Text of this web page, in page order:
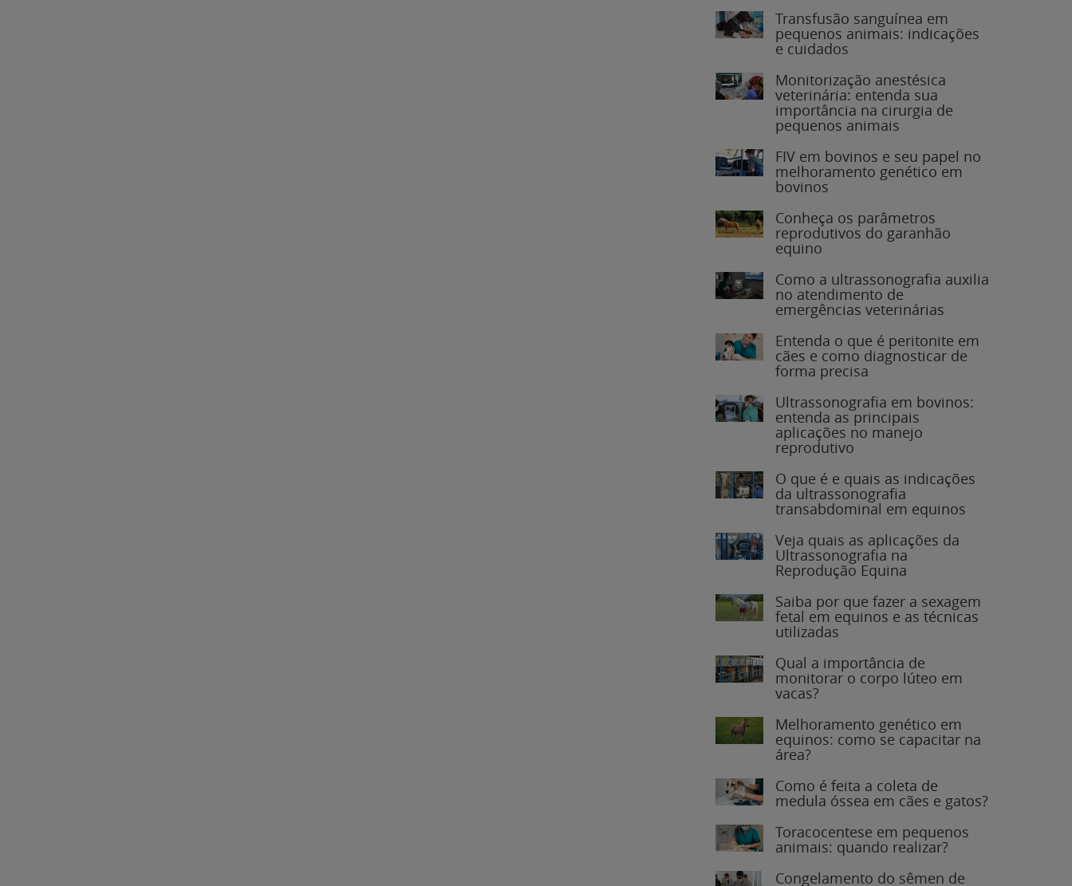
Transfusão sanguínea em
pequenos animais: indicações
e cuidados
Monitorização anestésica
veterinária: entenda sua
importância na cirurgia de
pequenos animais
FIV em bovinos e seu papel no
melhoramento genético em
bovinos
Conheça os parâmetros
reprodutivos do garanhão
equino
Como a ultrassonografia auxilia
no atendimento de
emergências veterinárias
Entenda o que é peritonite em
cães e como diagnosticar de
forma precisa
Ultrassonografia em bovinos:
entenda as principais
aplicações no manejo
reprodutivo
O que é e quais as indicações
da ultrassonografia
transabdominal em equinos
Veja quais as aplicações da
Ultrassonografia na
Reprodução Equina
Saiba por que fazer a sexagem
fetal em equinos e as técnicas
utilizadas
Qual a importância de
monitorar o corpo lúteo em
vacas?
Melhoramento genético em
equinos: como se capacitar na
área?
Como é feita a coleta de
medula óssea em cães e gatos?
Toracocentese em pequenos
animais: quando realizar?
Congelamento do sêmen de